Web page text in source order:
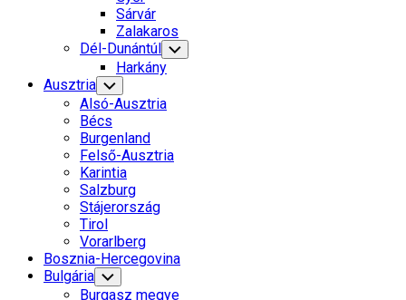
Sárvár
Zalakaros
Dél-Dunántúl Toggle
Child
Harkány
Ausztria Toggle
Child
Menu
Alsó-Ausztria
Bécs
Burgenland
Felső-Ausztria
Karintia
Salzburg
Stájerország
Tirol
Vorarlberg
Bosznia-Hercegovina
Bulgária Toggle
Child
Burgasz megye